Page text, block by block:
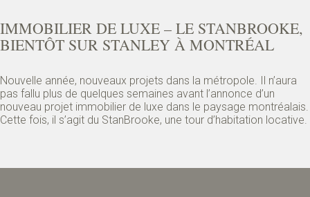
IMMOBILIER DE LUXE – LE STANBROOKE,
BIENTÔT SUR STANLEY À MONTRÉAL
Nouvelle année, nouveaux projets dans la métropole. Il n’aura
pas fallu plus de quelques semaines avant l’annonce d’un
nouveau projet immobilier de luxe dans le paysage montréalais.
Cette fois, il s’agit du StanBrooke, une tour d’habitation locative.